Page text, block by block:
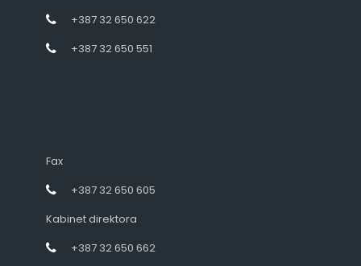
+387 32 650 622
+387 32 650 551
Fax
+387 32 650 605
Kabinet direktora
+387 32 650 662